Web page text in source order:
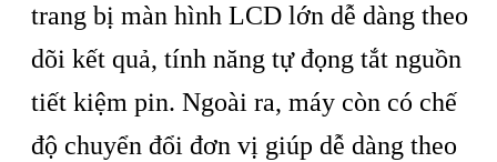
trang bị màn hình LCD lớn dễ dàng theo
dõi kết quả, tính năng tự đọng tắt nguồn
tiết kiệm pin. Ngoài ra, máy còn có chế
độ chuyển đổi đơn vị giúp dễ dàng theo